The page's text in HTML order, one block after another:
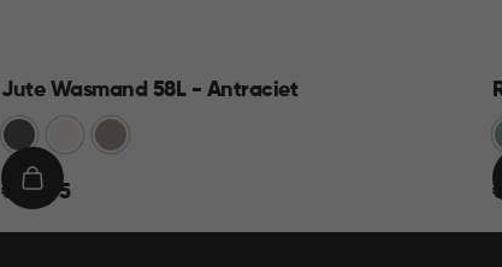
Jute Wasmand 58L - Antraciet
Antraciet Taupe
€€ 22,95
IN
€